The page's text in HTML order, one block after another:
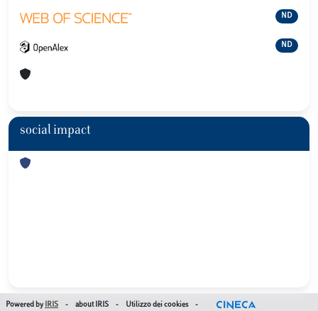
ND
ND
social impact
Powered by IRIS - about IRIS - Utilizzo dei cookies -